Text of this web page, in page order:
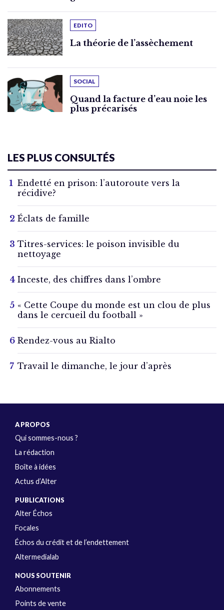
EDITO
La théorie de l’assèchement
SOCIAL
Quand la facture d’eau noie les
plus précarisés
LES PLUS CONSULTÉS
Endetté en prison: l’autoroute vers la
récidive?
Éclats de famille
Titres-services: le poison invisible du
nettoyage
Inceste, des chiffres dans l’ombre
« Cette Coupe du monde est un clou de plus
dans le cercueil du football »
Rendez-vous au Rialto
Travail le dimanche, le jour d’après
A PROPOS
Qui sommes-nous ?
La rédaction
Boîte à idées
Actus d’Alter
PUBLICATIONS
Alter Échos
Focales
Échos du crédit et de l’endettement
Altermedialab
NOUS SOUTENIR
Abonnements
Points de vente